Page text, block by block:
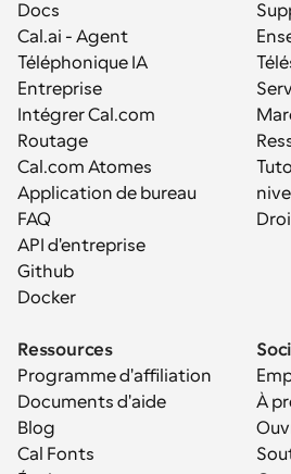
Docs
Cal.ai - Agent
Téléphonique IA
Entreprise
Intégrer Cal.com
Routage
Cal.com Atomes
Application de bureau
FAQ
API d'entreprise
Github
Docker
Ressources
Programme d'affiliation
Documents d'aide
Blog
Cal Fonts
À